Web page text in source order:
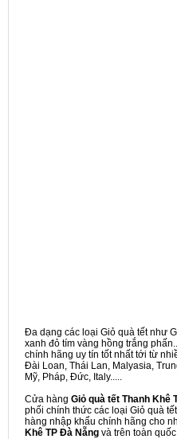
Đa dạng các loại Giỏ quà tết như
xanh đỏ tím vàng hồng trắng
chính hãng uy tín tốt nhất tới từ
Đài Loan, Thái Lan, Malyasia,
Mỹ, Pháp, Đức, Italy.....
Cửa hàng Giỏ quà tết Thanh Khê
phối chính thức các loại Giỏ quà
hàng nhập khẩu chính hãng cho
Khê TP Đà Nẵng và trên toàn